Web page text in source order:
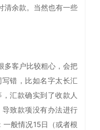
清余款。当然也有一些
多客户比较粗心，会把
错，比如名字太长汇
汇款确实到了收款人
致款项没有办法进行
般情况15日（或者根